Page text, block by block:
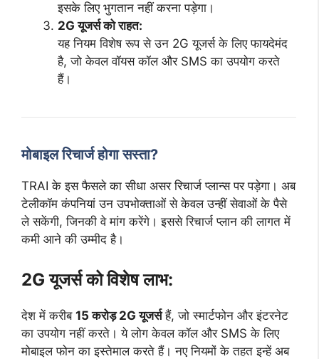
इसके लिए भुगतान नहीं करना पड़ेगा।
2G यूजर्स को राहत:
यह नियम विशेष रूप से उन 2G यूजर्स के लिए फायदेमंद
है, जो केवल वॉयस कॉल और SMS का उपयोग करते
हैं।
मोबाइल रिचार्ज होगा सस्ता?
TRAI के इस फैसले का सीधा असर रिचार्ज प्लान्स पर पड़ेगा। अब
टेलीकॉम कंपनियां उन उपभोक्ताओं से केवल उन्हीं सेवाओं के पैसे
ले सकेंगी, जिनकी वे मांग करेंगे। इससे रिचार्ज प्लान की लागत में
कमी आने की उम्मीद है।
2G यूजर्स को विशेष लाभ:
देश में करीब 15 करोड़ 2G यूजर्सहैं, जो स्मार्टफोन और इंटरनेट
का उपयोग नहीं करते। ये लोग केवल कॉल और SMS के लिए
मोबाइल फोन का इस्तेमाल करते हैं। नए नियमों के तहत इन्हें अब